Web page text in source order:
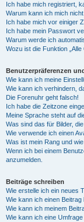
Ich habe mich registriert,
Warum kann ich mich
Ich habe mich vor einiger
Ich habe mein Passwort
Warum werde ich
Wozu ist die Funktion
Benutzerpräferenzen
Wie kann ich meine
Wie kann ich verhindern,
Die Forenuhr geht falsch!
Ich habe die Zeitzone
Meine Sprache steht auf
Was sind das für Bilder,
Wie verwende ich einen
Was ist mein Rang und
Wenn ich bei einem
anzumelden.
Beiträge schreiben
Wie erstelle ich ein neues
Wie kann ich einen
Wie kann ich meinem
Wie kann ich eine